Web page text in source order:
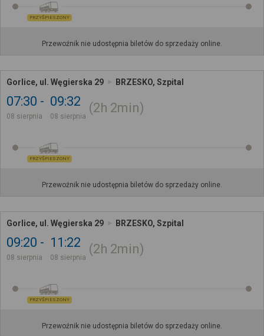
PRZYŚPIESZONY
Przewoźnik nie udostępnia biletów do sprzedaży online.
Gorlice, ul. Węgierska 29 BRZESKO, Szpital
07:30
08 sierpnia
09:32
08 sierpnia
2h 2min
PRZYŚPIESZONY
Przewoźnik nie udostępnia biletów do sprzedaży online.
Gorlice, ul. Węgierska 29 BRZESKO, Szpital
09:20
08 sierpnia
11:22
08 sierpnia
2h 2min
PRZYŚPIESZONY
Przewoźnik nie udostępnia biletów do sprzedaży online.